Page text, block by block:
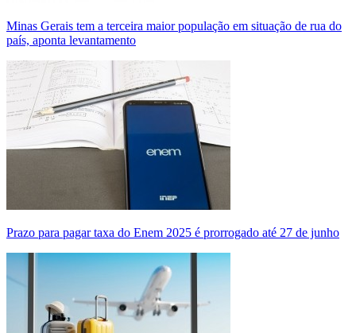
Minas Gerais tem a terceira maior população em situação de rua do
país, aponta levantamento
Prazo para pagar taxa do Enem 2025 é prorrogado até 27 de junho